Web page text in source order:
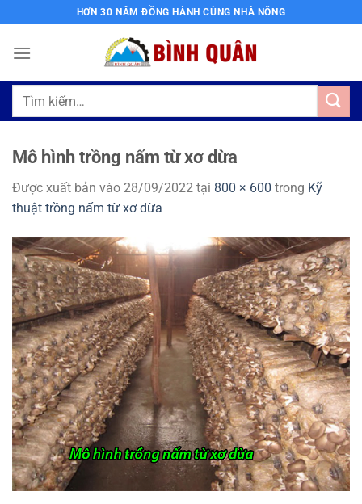
qua
nội
HƠN 30 NĂM ĐỒNG HÀNH CÙNG NHÀ NÔNG
Tìm
Mô hình trồng nấm từ xơ dừa
Được xuất bản vào 28/09/2022 tại 800 × 600 trong Kỹ
thuật trồng nấm từ xơ dừa